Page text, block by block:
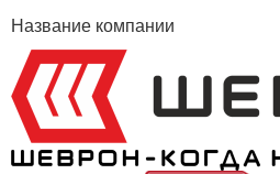
Название компании